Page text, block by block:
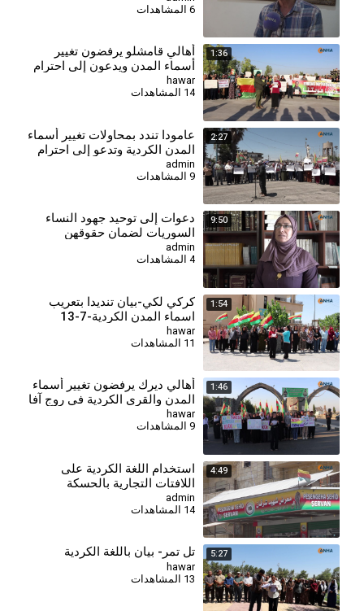
1:36
أهالي قامشلو يرفضون تغيير
أسماء المدن ويدعون إلى احترام
الهوية واللغة الكردية
hawar
14 المشاهدات
2:27
عامودا تندد بمحاولات تغيير أسماء
المدن الكردية وتدعو إلى احترام
الهوية واللغة
admin
9 المشاهدات
9:50
دعوات إلى توحيد جهود النساء
السوريات لضمان حقوقهن
الدستورية
admin
1:54
كركي لكي-بيان تنديدا بتعريب
اسماء المدن الكردية-7-13
hawar
11 المشاهدات
1:46
أهالي ديرك يرفضون تغيير أسماء
المدن والقرى الكردية في روج آفا
hawar
9 المشاهدات
4:49
⁣استخدام اللغة الكردية على
اللافتات التجارية بالحسكة
admin
14 المشاهدات
5:27 تل تمر- بيان باللغة الكردية
hawar
13 المشاهدات